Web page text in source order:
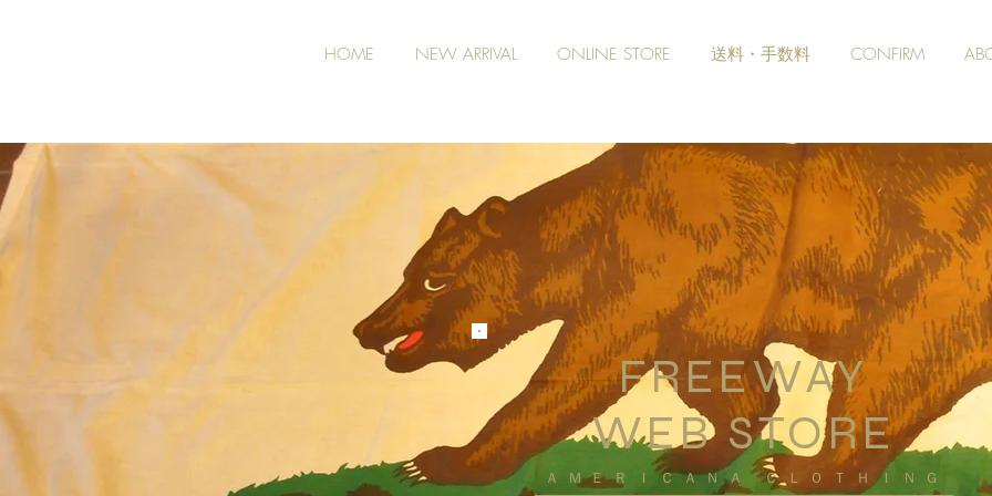
HOME NEW ARRIVAL ONLINE STORE 送料・手数料 CONFIRM
FREEWAY
WEB STORE
​ＡＭＥＲＩＣＡＮＡ ＣＬＯＴＨＩＮＧ